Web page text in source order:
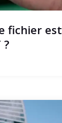
fichier est